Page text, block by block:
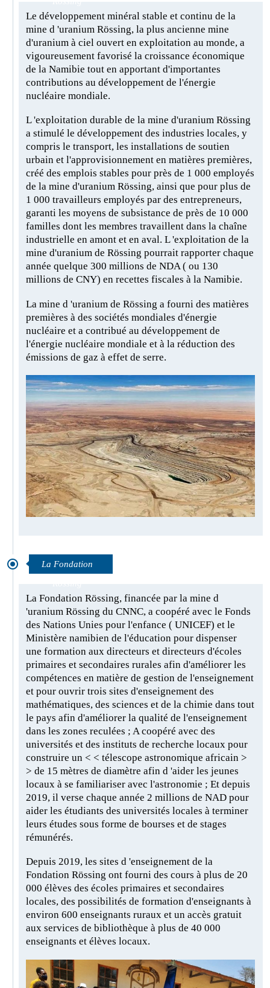
Le développement minéral stable et continu de la
mine d 'uranium Rössing, la plus ancienne mine
d'uranium à ciel ouvert en exploitation au monde, a
vigoureusement favorisé la croissance économique
de la Namibie tout en apportant d'importantes
contributions au développement de l'énergie
nucléaire mondiale.
L 'exploitation durable de la mine d'uranium Rössing
a stimulé le développement des industries locales, y
compris le transport, les installations de soutien
urbain et l'approvisionnement en matières premières,
créé des emplois stables pour près de 1 000 employés
de la mine d'uranium Rössing, ainsi que pour plus de
1 000 travailleurs employés par des entrepreneurs,
garanti les moyens de subsistance de près de 10 000
familles dont les membres travaillent dans la chaîne
industrielle en amont et en aval. L 'exploitation de la
mine d'uranium de Rössing pourrait rapporter chaque
année quelque 300 millions de NDA ( ou 130
millions de CNY) en recettes fiscales à la Namibie.
La mine d 'uranium de Rössing a fourni des matières
premières à des sociétés mondiales d'énergie
nucléaire et a contribué au développement de
l'énergie nucléaire mondiale et à la réduction des
émissions de gaz à effet de serre.
La Fondation
La Fondation Rössing, financée par la mine d
'uranium Rössing du CNNC, a coopéré avec le Fonds
des Nations Unies pour l'enfance ( UNICEF) et le
Ministère namibien de l'éducation pour dispenser
une formation aux directeurs et directeurs d'écoles
primaires et secondaires rurales afin d'améliorer les
compétences en matière de gestion de l'enseignement
et pour ouvrir trois sites d'enseignement des
mathématiques, des sciences et de la chimie dans tout
le pays afin d'améliorer la qualité de l'enseignement
dans les zones reculées ; A coopéré avec des
universités et des instituts de recherche locaux pour
construire un < < télescope astronomique africain >
> de 15 mètres de diamètre afin d 'aider les jeunes
locaux à se familiariser avec l'astronomie ; Et depuis
2019, il verse chaque année 2 millions de NAD pour
aider les étudiants des universités locales à terminer
leurs études sous forme de bourses et de stages
rémunérés.
Depuis 2019, les sites d 'enseignement de la
Fondation Rössing ont fourni des cours à plus de 20
000 élèves des écoles primaires et secondaires
locales, des possibilités de formation d'enseignants à
environ 600 enseignants ruraux et un accès gratuit
aux services de bibliothèque à plus de 40 000
enseignants et élèves locaux.